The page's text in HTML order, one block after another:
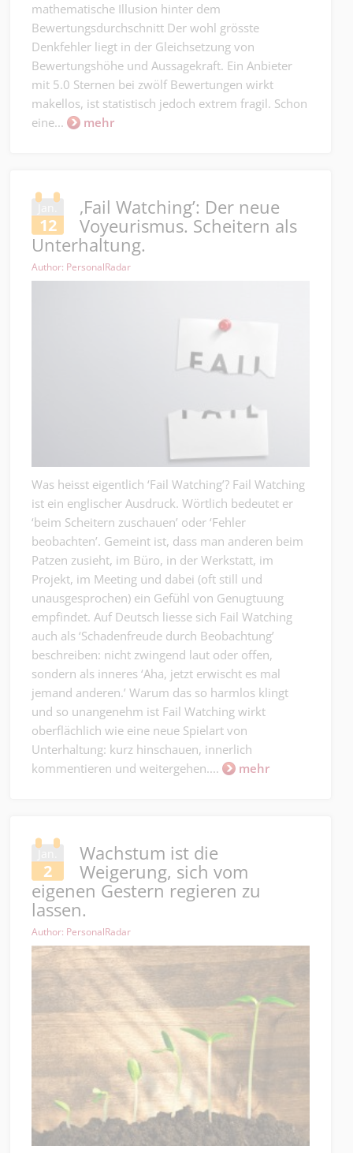
mathematische Illusion hinter dem
Bewertungsdurchschnitt Der wohl grösste
Denkfehler liegt in der Gleichsetzung von
Bewertungshöhe und Aussagekraft. Ein Anbieter
mit 5.0 Sternen bei zwölf Bewertungen wirkt
makellos, ist statistisch jedoch extrem fragil. Schon
eine...
mehr
12
‚Fail Watching’: Der neue
Voyeurismus. Scheitern als
Unterhaltung.
Author: PersonalRadar
Was heisst eigentlich ‘Fail Watching’? Fail Watching
ist ein englischer Ausdruck. Wörtlich bedeutet er
‘beim Scheitern zuschauen’ oder ‘Fehler
beobachten’. Gemeint ist, dass man anderen beim
Patzen zusieht, im Büro, in der Werkstatt, im
Projekt, im Meeting und dabei (oft still und
unausgesprochen) ein Gefühl von Genugtuung
empfindet. Auf Deutsch liesse sich Fail Watching
auch als ‘Schadenfreude durch Beobachtung’
beschreiben: nicht zwingend laut oder offen,
sondern als inneres ‘Aha, jetzt erwischt es mal
jemand anderen.’ Warum das so harmlos klingt
und so unangenehm ist Fail Watching wirkt
oberflächlich wie eine neue Spielart von
Unterhaltung: kurz hinschauen, innerlich
kommentieren und weitergehen....
mehr
Jan.
2
Wachstum ist die
Weigerung, sich vom
eigenen Gestern regieren zu
lassen.
Author: PersonalRadar